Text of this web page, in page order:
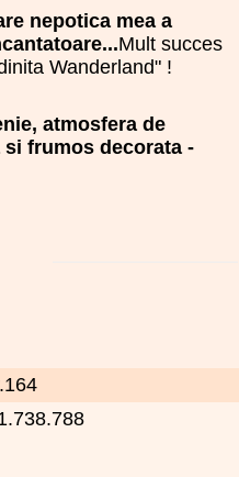
nepotica mea a
Mult succes
Wanderland" !
atmosfera de
frumos decorata -